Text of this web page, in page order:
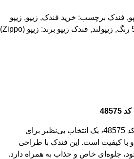
, فندک برچسب: خرید فندک, زیپو, زیپو
, زیپولند, فندک زیپو برند: زیپو (Zippo)
فندک زیپو مدل Dragon Design کد 48575، یک انتخاب بی‌نظیر برای
با کیفیت است. این فندک با طراحی
جلوه‌ای خاص و جذاب به همراه دارد.